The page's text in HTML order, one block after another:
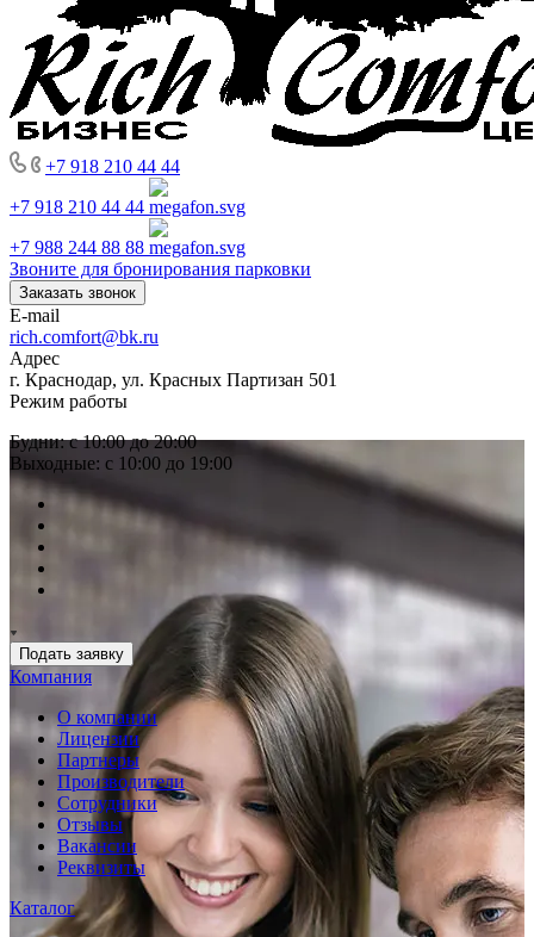
+7 918 210 44 44
+7 918 210 44 44
+7 988 244 88 88
Звоните для бронирования парковки
Заказать звонок
E-mail
rich.comfort@bk.ru
Адрес
г. Краснодар, ул. Красных Партизан 501
Режим работы
Будни: с 10:00 до 20:00
Выходные: с 10:00 до 19:00
Подать заявку
Компания
О компании
Лицензии
Партнеры
Производители
Сотрудники
Отзывы
Вакансии
Реквизиты
Каталог